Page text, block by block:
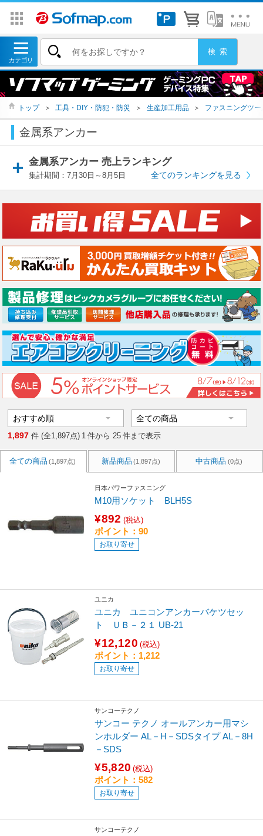
トップ ＞ 工具・DIY・防犯・防災 ＞ 生産加工用品 ＞ ファスニングツー
金属系アンカー
金属系アンカー 売上ランキング
集計期間：7月30日～8月5日 全てのランキングを見る
1,897 件 (全1,897点) 1 件から 25 件まで表示
全ての商品 (1,897点) 新品商品 (1,897点) 中古商品 (0点)
日本パワーファスニング
M10用ソケット BLH5S
¥892 (税込)
ポイント：90
お取り寄せ
ユニカ
ユニカ ユニコンアンカーバケツセッ
ト ＵＢ－２１ UB-21
¥12,120 (税込)
ポイント：1,212
お取り寄せ
サンコーテクノ
サンコー テクノ オールアンカー用マシ
ンホルダー AL－H－SDSタイプ AL－8H
－SDS
¥5,820 (税込)
ポイント：582
お取り寄せ
サンコーテクノ